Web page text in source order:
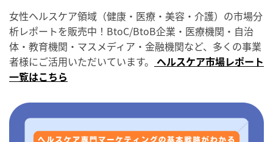
女性ヘルスケア領域（健康・医療・美容・介護）の市場分
析レポートを販売中！BtoC/BtoB企業・医療機関・自治
体・教育機関・マスメディア・金融機関など、多くの事業
者様にご活用いただいています。 ヘルスケア市場レポート
一覧はこちら